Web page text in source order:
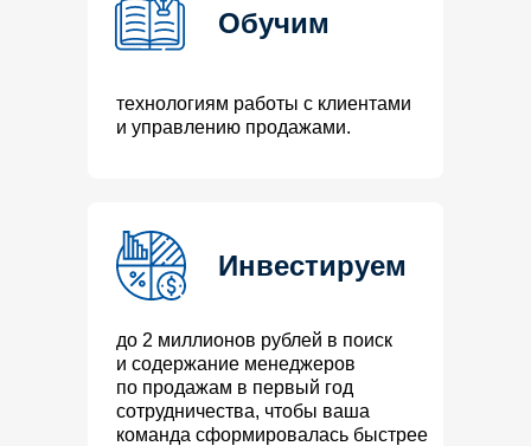
Обучим
технологиям работы с клиентами
и управлению продажами.
Инвестируем
до 2 миллионов рублей в поиск
и содержание менеджеров
по продажам в первый год
сотрудничества, чтобы ваша
команда сформировалась быстрее